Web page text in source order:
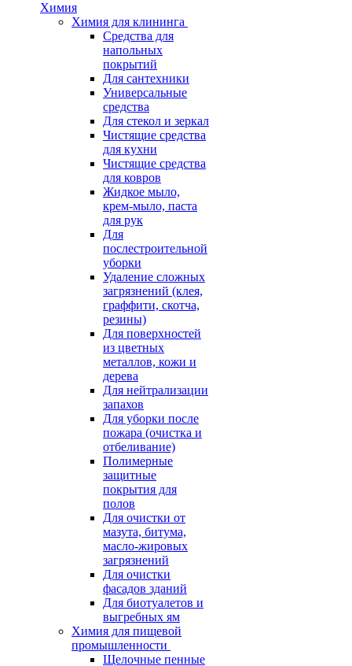
Химия
Химия для клининга
Средства для
напольных
покрытий
Для сантехники
Универсальные
средства
Для стекол и зеркал
Чистящие средства
для кухни
Чистящие средства
для ковров
Жидкое мыло,
крем-мыло, паста
для рук
Для
послестроительной
уборки
Удаление сложных
загрязнений (клея,
граффити, скотча,
резины)
Для поверхностей
из цветных
металлов, кожи и
дерева
Для нейтрализации
запахов
Для уборки после
пожара (очистка и
отбеливание)
Полимерные
защитные
покрытия для
полов
Для очистки от
мазута, битума,
масло-жировых
загрязнений
Для очистки
фасадов зданий
Для биотуалетов и
выгребных ям
Химия для пищевой
промышленности
Щелочные пенные